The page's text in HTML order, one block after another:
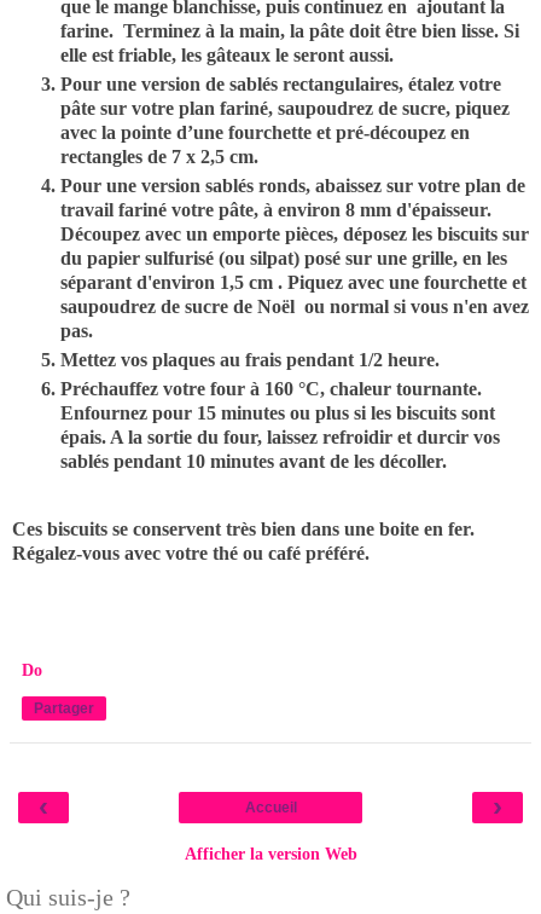
que le mange blanchisse, puis continuez en ajoutant la
farine. Terminez à la main, la pâte doit être bien lisse. Si
elle est friable, les gâteaux le seront aussi.
Pour une version de sablés rectangulaires, étalez votre
pâte sur votre plan fariné, saupoudrez de sucre, piquez
avec la pointe d’une fourchette et pré-découpez en
rectangles de 7 x 2,5 cm.
Pour une version sablés ronds, abaissez sur votre plan de
travail fariné votre pâte, à environ 8 mm d'épaisseur.
Découpez avec un emporte pièces, déposez les biscuits sur
du papier sulfurisé (ou silpat) posé sur une grille, en les
séparant d'environ 1,5 cm . Piquez avec une fourchette et
saupoudrez de sucre de Noël ou normal si vous n'en avez
pas.
Mettez vos plaques au frais pendant 1/2 heure.
Préchauffez votre four à 160 °C, chaleur tournante.
Enfournez pour 15 minutes ou plus si les biscuits sont
épais. A la sortie du four, laissez refroidir et durcir vos
sablés pendant 10 minutes avant de les décoller.
Ces biscuits se conservent très bien dans une boite en fer.
Régalez-vous avec votre thé ou café préféré.
Do
Partager
‹ ›
Accueil
Afficher la version Web
Qui suis-je ?